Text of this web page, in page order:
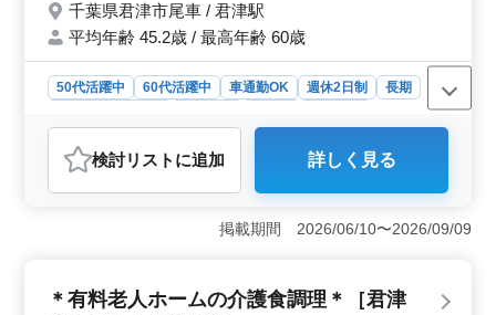
千葉県君津市尾車 / 君津駅
平均年齢 45.2歳 / 最高年齢 60歳
50代活躍中 60代活躍中 車通勤OK 週休2日制
長期
おすすめポイント
＜中高年の活躍の場＞ この障がい者グループホームで
は、中高年の経験豊富な看護師が積極的に活躍していま
す。50代から60代までの方々も多数採用され、その豊富
に最適な求人です。 ＜働きやすい環境＞ 残業が少
検討リスト に追加 詳しく見る
掲載期間 2026/06/10〜2026/09/09
＊有料老人ホームの介護食調理＊［君津